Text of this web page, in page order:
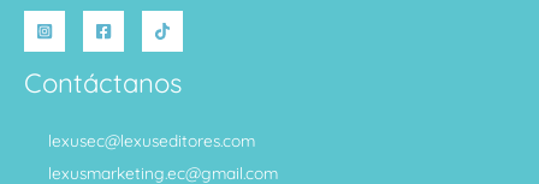
Contáctanos
lexusec@lexuseditores.com
lexusmarketing.ec@gmail.com